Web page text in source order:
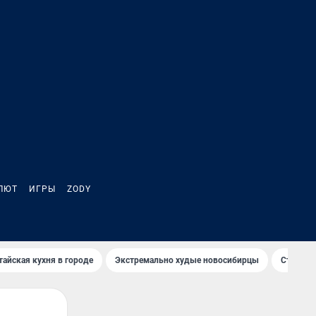
ИГРЫ ZODY
кухня в городе Экстремально худые новосибирцы Старт